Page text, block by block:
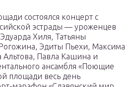
состоялся концерт с
эстрады — уроженцев
Хиля, Татьяны
Эдиты Пьехи, Максима
Павла Кашина и
ансамбля «Поющие
площади весь день